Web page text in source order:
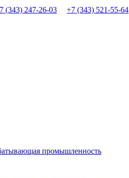
промышленность
(343) 247-26-03 +7 (343) 521-55-64